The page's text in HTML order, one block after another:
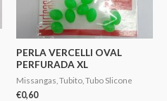
PERLA VERCELLI OVAL
PERFURADA XL
Missangas, Tubito, Tubo Slicone
€0,60